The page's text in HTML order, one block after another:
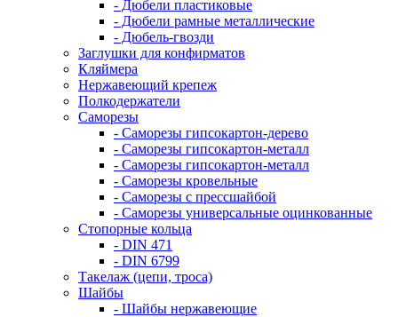
- Дюбели пластиковые
- Дюбели рамные металлические
- Дюбель-гвозди
Заглушки для конфирматов
Кляймера
Нержавеющий крепеж
Полкодержатели
Саморезы
- Саморезы гипсокартон-дерево
- Саморезы гипсокартон-металл
- Саморезы гипсокартон-металл
- Саморезы кровельные
- Саморезы с прессшайбой
- Саморезы универсальные оцинкованные
Стопорные кольца
- DIN 471
- DIN 6799
Такелаж (цепи, троса)
Шайбы
- Шайбы нержавеющие